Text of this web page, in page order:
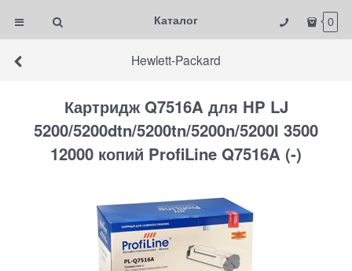
Каталог 0
Hewlett-Packard
Картридж Q7516A для HP LJ
5200/5200dtn/5200tn/5200n/5200l 3500
12000 копий ProfiLine Q7516A (-)